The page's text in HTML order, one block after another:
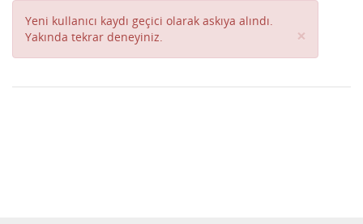
Yeni kullanıcı kaydı geçici olarak askıya alındı.
Yakında tekrar deneyiniz.
×